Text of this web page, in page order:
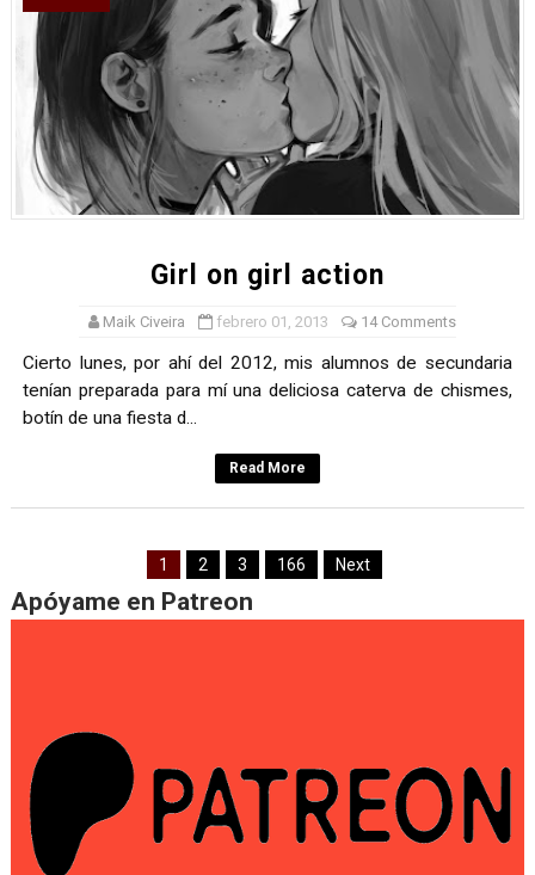
Girl on girl action
Maik Civeira febrero 01, 2013 14 Comments
Cierto lunes, por ahí del 2012, mis alumnos de secundaria
tenían preparada para mí una deliciosa caterva de chismes,
botín de una fiesta d...
Read More
1 2 3 166 Next
Apóyame en Patreon